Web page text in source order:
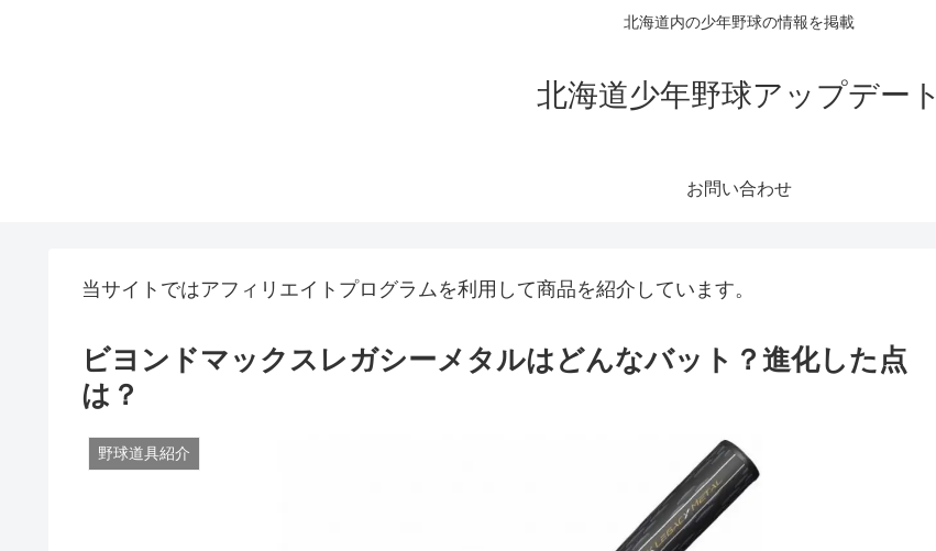
北海道内の少年野球の情報を掲載
北海道少年野球アップデート
お問い合わせ
当サイトではアフィリエイトプログラムを利用して商品を紹介しています。
ビヨンドマックスレガシーメタルはどんなバット？進化した点
は？
野球道具紹介